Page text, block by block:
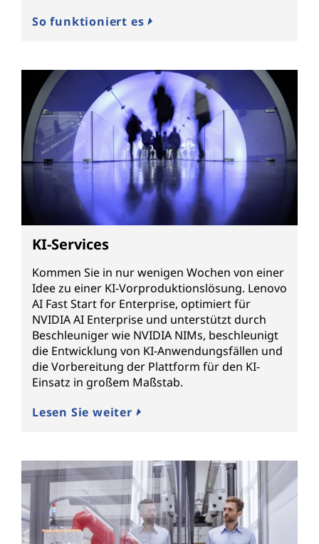
So funktioniert es
KI-Services
Kommen Sie in nur wenigen Wochen von einer
Idee zu einer KI-Vorproduktionslösung. Lenovo
AI Fast Start for Enterprise, optimiert für
NVIDIA AI Enterprise und unterstützt durch
Beschleuniger wie NVIDIA NIMs, beschleunigt
die Entwicklung von KI-Anwendungsfällen und
die Vorbereitung der Plattform für den KI-
Einsatz in großem Maßstab.
Lesen Sie weiter